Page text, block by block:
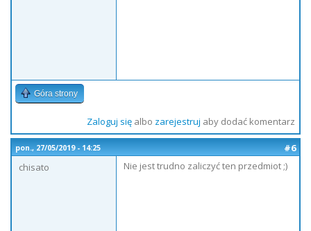
Góra strony
Zaloguj sięalbo zarejestruj aby dodać komentarz
pon., 27/05/2019 - 14:25
#6
chisato
Nie jest trudno zaliczyć ten przedmiot ;)